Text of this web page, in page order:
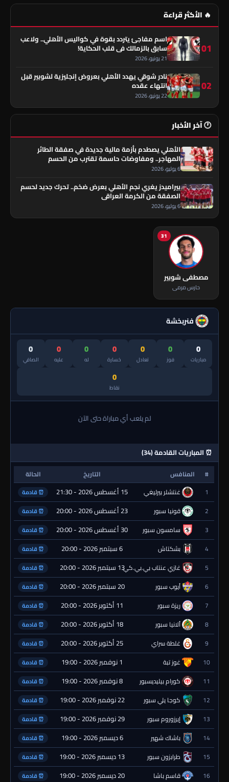
🔥 الأكثر قراءة
01
اسم مفاجئ يتردد بقوة في كواليس الأهلي.. ولاعب
سابق بالزمالك في قلب الحكاية!
21 يونيو، 2026
02
نادر شوقي يهدد الأهلي بعروض إنجليزية لشوبير قبل
انتهاء عقده
22 يونيو، 2026
🕐 آخر الأخبار
الأهلي يصطدم بأزمة مالية جديدة في صفقة الطائر
المهاجر.. ومفاوضات حاسمة تقترب من الحسم
6 يوليو، 2026
بيراميدز يغري نجم الأهلي بعرض ضخم.. تحرك جديد لحسم
الصفقة من الكرمة العراقي
6 يوليو، 2026
31
مصطفى شوبير
حارس مرمى
فنربخشة
0
مباريات
0
فوز
0
تعادل
0
خسارة
0
له
0
عليه
0
الصافي
0
نقاط
لم يلعب أي مباراة حتى الآن
⏰ المباريات القادمة (34)
# المنافس التاريخ
الحالة
1
غنتشلر بيرليغي 15 أغسطس 2026 - 21:30 ⏰ قادمة
2 قونيا سبور 23 أغسطس 2026 - 20:00 ⏰ قادمة
3 سامسون سبور 30 أغسطس 2026 - 20:00 ⏰ قادمة
4 بشكتاش 6 سبتمبر 2026 - 20:00 ⏰ قادمة
5 غازي عنتاب بي.بي.كي.13 سبتمبر 2026 - 20:00 ⏰ قادمة
6 أيوب سبور 20 سبتمبر 2026 - 20:00 ⏰ قادمة
7 ريزة سبور 11 أكتوبر 2026 - 20:00 ⏰ قادمة
8 ألانيا سبور 18 أكتوبر 2026 - 20:00 ⏰ قادمة
9 غلطة سراي 25 أكتوبر 2026 - 20:00 ⏰ قادمة
10 غوز تبة 1 نوفمبر 2026 - 19:00 ⏰ قادمة
11 كورام بيليديسبور 8 نوفمبر 2026 - 19:00 ⏰ قادمة
12 كوجا يلي سبور 22 نوفمبر 2026 - 19:00 ⏰ قادمة
13 إيرزوروم سبور 29 نوفمبر 2026 - 19:00 ⏰ قادمة
14 باشاك شهير 6 ديسمبر 2026 - 19:00 ⏰ قادمة
15 طرابزون سبور 13 ديسمبر 2026 - 19:00 ⏰ قادمة
16 قاسم باشا 20 ديسمبر 2026 - 19:00 ⏰ قادمة